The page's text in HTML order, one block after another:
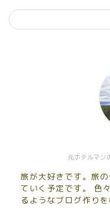
元ホテルマン
旅が大好きです。旅
ていく予定です。 色
るようなブロ